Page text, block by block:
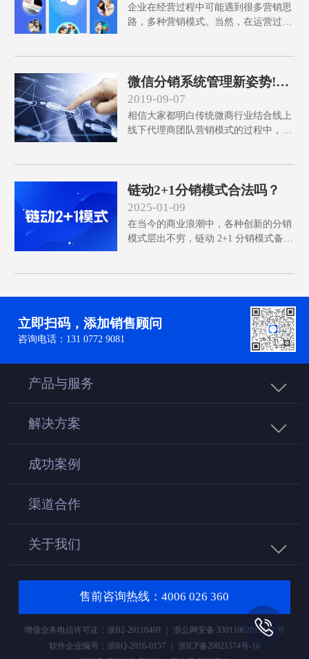
企业在经营过程中可能遇到很多营销思
路，多种营销模式。当然，在运营过程
计哪些功能?
微信分销系统管理新姿势!代
理商群体的福音!
2019-09-07
相信大家都明白传统微商行业结合线上
线下代理商团队营销模式的过程中，对
分销渠道的同时，还不断开拓着新型的
商务，是什么样的优秀工具满足这些卖
家们的工作需要的呢?
链动2+1分销模式合法吗？
2025-01-09
在当今的商业浪潮中，各种创新的分销
模式层出不穷，链动 2+1 分销模式备受
立即扫码，添加销售顾问
咨询电话：131 0772 9081
产品与服务
解决方案
成功案例
渠道合作
关于我们
售前咨询热线：4006 026 360
增值业务电信许可证：浙B2-20110469 ｜ 浙公网安备 33011002015142 号
软件企业编号：浙RQ-2016-0157 ｜ 浙ICP备20021574号-10